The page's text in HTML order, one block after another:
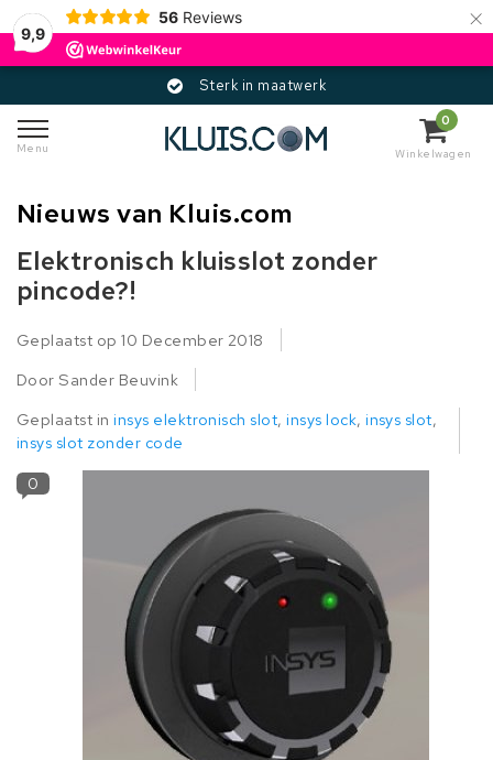
9,9
56 Reviews ×
Sterk in maatwerk
Menu
0
Winkelwagen
Nieuws van Kluis.com
Elektronisch kluisslot zonder
pincode?!
Geplaatst op10 December 2018
Door Sander Beuvink
Geplaatst ininsys elektronisch slot,insys lock,insys slot,
insys slot zonder code
0